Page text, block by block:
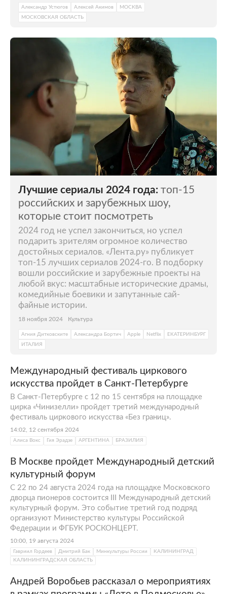
Александр Устюгов Алексей Акимов
МОСКВА
МОСКОВСКАЯ ОБЛАСТЬ
Лучшие сериалы 2024 года: топ-15
российских и зарубежных шоу,
которые стоит посмотреть
2024 год не успел закончиться, но успел
подарить зрителям огромное количество
достойных сериалов. «Лента.ру» публикует
топ-15 лучших сериалов 2024-го. В подборку
вошли российские и зарубежные проекты на
любой вкус: масштабные исторические драмы,
комедийные боевики и запутанные сай-
файные истории.
18 ноября 2024 Культура
Агния Дитковските Александра Бортич Apple Netflix
ЕКАТЕРИНБУРГ
ИТАЛИЯ
Международный фестиваль циркового
искусства пройдет в Санкт-Петербурге
В Санкт-Петербурге с 12 по 15 сентября на площадке
цирка «Чинизелли» пройдет третий международный
фестиваль циркового искусства «Без границ».
14:02, 12 сентября 2024
Алиса Вокс Гия Эрадзе АРГЕНТИНА БРАЗИЛИЯ
В Москве пройдет Международный детский
культурный форум
С 22 по 24 августа 2024 года на площадке Московского
дворца пионеров состоится III Международный детский
культурный форум. Это событие третий год подряд
организуют Министерство культуры Российской
Федерации и ФГБУК РОСКОНЦЕРТ.
10:00, 19 августа 2024
Гавриил Гордеев Дмитрий Бак Минкультуры России
КАЛИНИНГРАД
КАЛИНИНГРАДСКАЯ ОБЛАСТЬ
Андрей Воробьев рассказал о мероприятиях